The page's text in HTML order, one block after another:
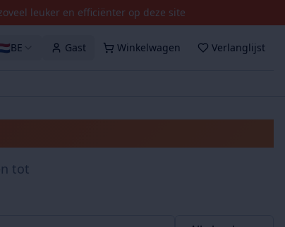
leuker en efficiënter op deze site
BE Gast Winkelwagen Verlanglijst
tot